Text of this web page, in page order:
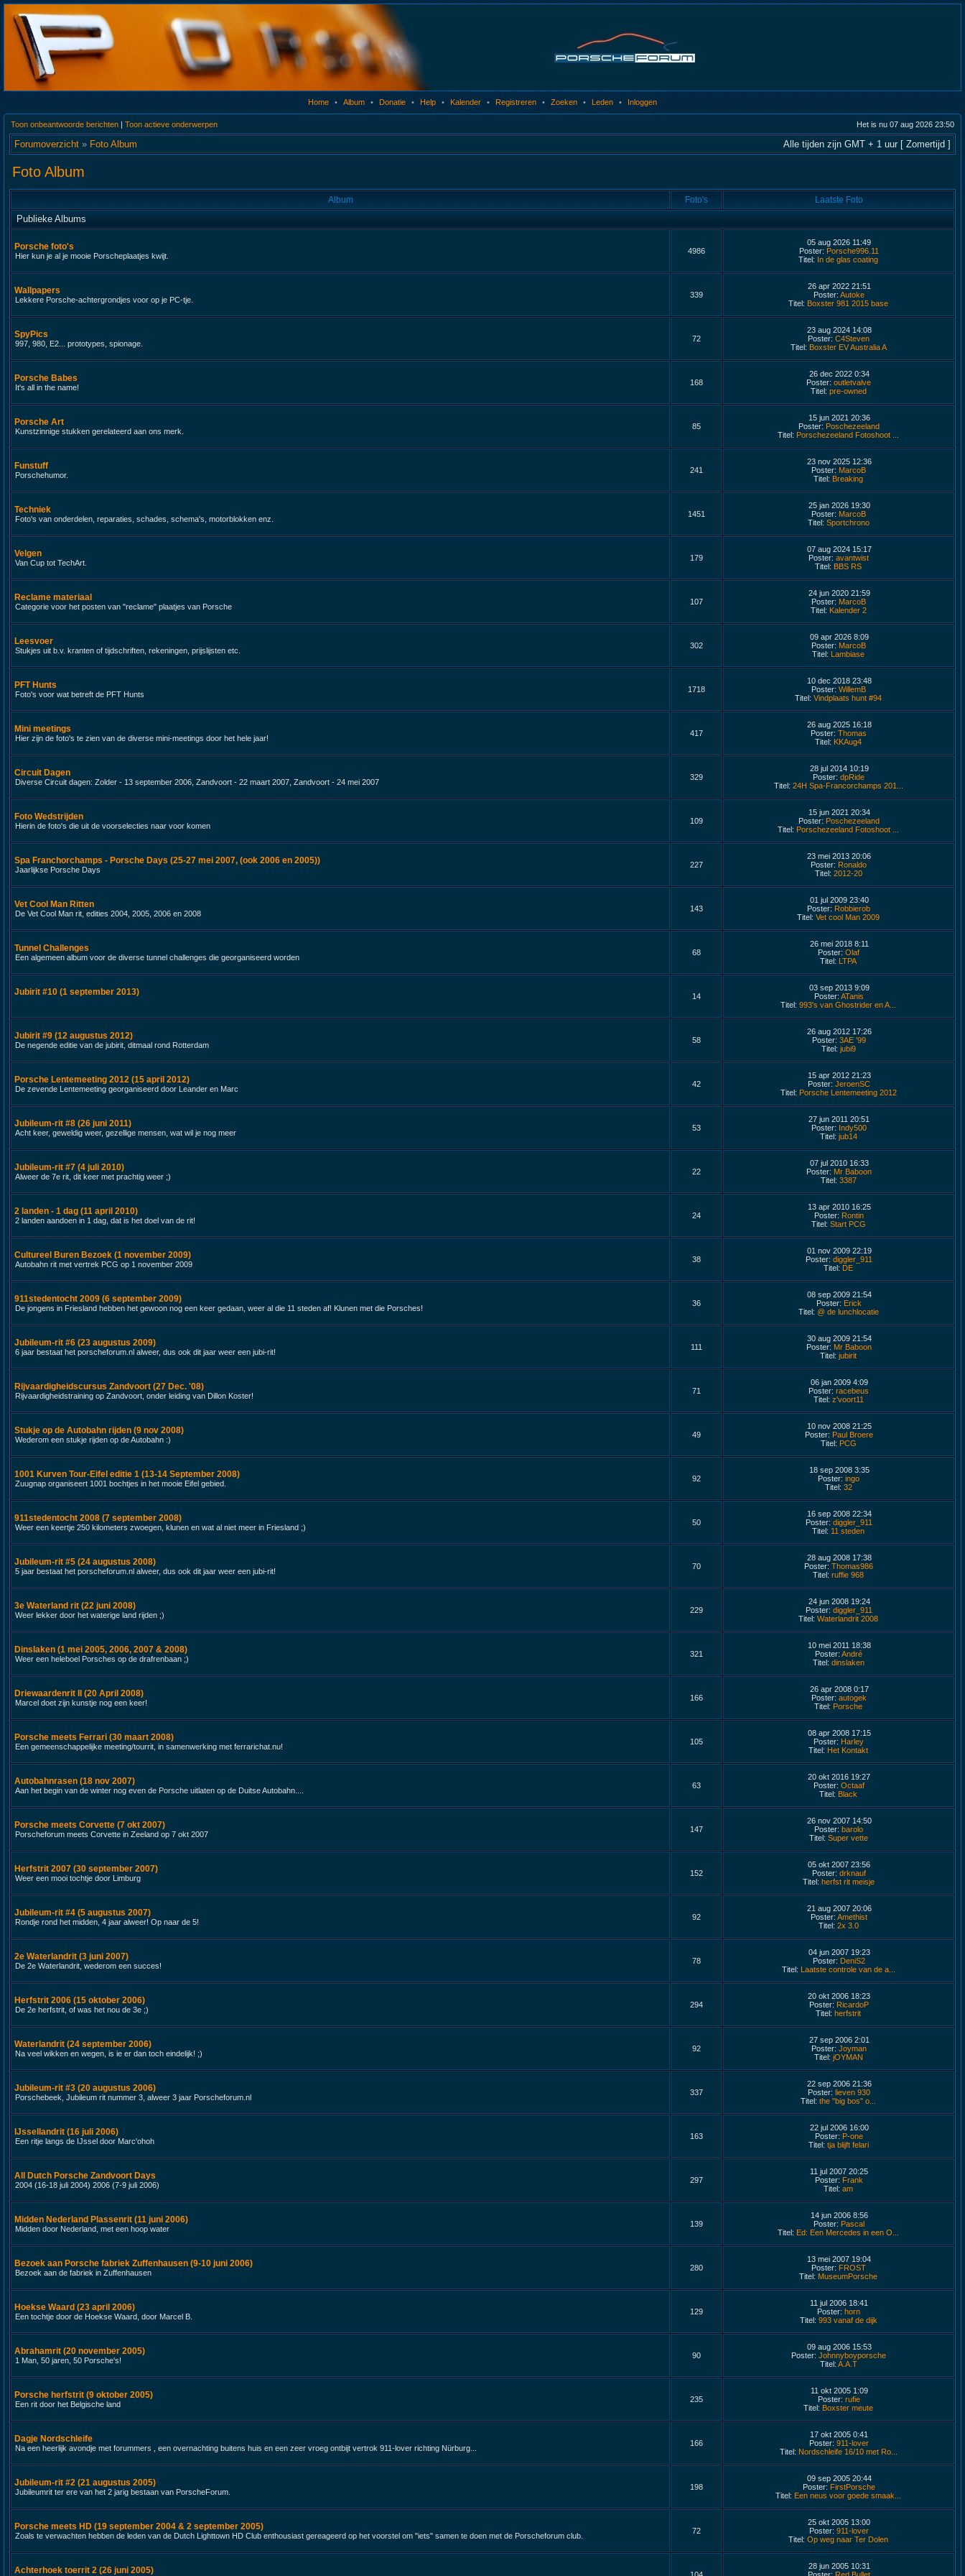
Home • Album • Donatie • Help • Kalender • Registreren • Zoeken • Leden • Inloggen
Toon onbeantwoorde berichten | Toon actieve onderwerpen Het is nu 07 aug 2026 23:50
Forumoverzicht » Foto Album Alle tijden zijn GMT + 1 uur [ Zomertijd ]
Foto Album
Album Foto's Laatste Foto
Publieke Albums
Porsche foto's
Hier kun je al je mooie Porscheplaatjes kwijt.
4986
05 aug 2026 11:49
Poster: Porsche996.11
Titel: In de glas coating
Wallpapers
Lekkere Porsche-achtergrondjes voor op je PC-tje.
339
26 apr 2022 21:51
Poster: Autoke
Titel: Boxster 981 2015 base
SpyPics
997, 980, E2... prototypes, spionage.
72
23 aug 2024 14:08
Poster: C4Steven
Titel: Boxster EV Australia A
Porsche Babes
It's all in the name!
168
26 dec 2022 0:34
Poster: outletvalve
Titel: pre-owned
Porsche Art
Kunstzinnige stukken gerelateerd aan ons merk.
85
15 jun 2021 20:36
Poster: Poschezeeland
Titel: Porschezeeland Fotoshoot ...
Funstuff
Porschehumor.
241
23 nov 2025 12:36
Poster: MarcoB
Titel: Breaking
Techniek
Foto's van onderdelen, reparaties, schades, schema's, motorblokken enz.
1451
25 jan 2026 19:30
Poster: MarcoB
Titel: Sportchrono
Velgen
Van Cup tot TechArt.
179
07 aug 2024 15:17
Poster: avantwist
Titel: BBS RS
Reclame materiaal
Categorie voor het posten van "reclame" plaatjes van Porsche
107
24 jun 2020 21:59
Poster: MarcoB
Titel: Kalender 2
Leesvoer
Stukjes uit b.v. kranten of tijdschriften, rekeningen, prijslijsten etc.
302
09 apr 2026 8:09
Poster: MarcoB
Titel: Lambiase
PFT Hunts
Foto's voor wat betreft de PFT Hunts
1718
10 dec 2018 23:48
Poster: WillemB
Titel: Vindplaats hunt #94
Mini meetings
Hier zijn de foto's te zien van de diverse mini-meetings door het hele jaar!
417
26 aug 2025 16:18
Poster: Thomas
Titel: KKAug4
Circuit Dagen
Diverse Circuit dagen: Zolder - 13 september 2006, Zandvoort - 22 maart 2007, Zandvoort - 24 mei 2007
329
28 jul 2014 10:19
Poster: dpRide
Titel: 24H Spa-Francorchamps 201...
Foto Wedstrijden
Hierin de foto's die uit de voorselecties naar voor komen
109
15 jun 2021 20:34
Poster: Poschezeeland
Titel: Porschezeeland Fotoshoot ...
Spa Franchorchamps - Porsche Days (25-27 mei 2007, (ook 2006 en 2005))
Jaarlijkse Porsche Days
227
23 mei 2013 20:06
Poster: Ronaldo
Titel: 2012-20
Vet Cool Man Ritten
De Vet Cool Man rit, edities 2004, 2005, 2006 en 2008
143
01 jul 2009 23:40
Poster: Robbierob
Titel: Vet cool Man 2009
Tunnel Challenges
Een algemeen album voor de diverse tunnel challenges die georganiseerd worden
68
26 mei 2018 8:11
Poster: Olaf
Titel: LTPA
Jubirit #10 (1 september 2013) 14
03 sep 2013 9:09
Poster: ATanis
Titel: 993's van Ghostrider en A...
Jubirit #9 (12 augustus 2012)
De negende editie van de jubirit, ditmaal rond Rotterdam
58
26 aug 2012 17:26
Poster: 3AE '99
Titel: jubi9
Porsche Lentemeeting 2012 (15 april 2012)
De zevende Lentemeeting georganiseerd door Leander en Marc
42
15 apr 2012 21:23
Poster: JeroenSC
Titel: Porsche Lentemeeting 2012
Jubileum-rit #8 (26 juni 2011)
Acht keer, geweldig weer, gezellige mensen, wat wil je nog meer
53
27 jun 2011 20:51
Poster: Indy500
Titel: jub14
Jubileum-rit #7 (4 juli 2010)
Alweer de 7e rit, dit keer met prachtig weer ;)
22
07 jul 2010 16:33
Poster: Mr Baboon
Titel: 3387
2 landen - 1 dag (11 april 2010)
2 landen aandoen in 1 dag, dat is het doel van de rit!
24
13 apr 2010 16:25
Poster: Rontin
Titel: Start PCG
Cultureel Buren Bezoek (1 november 2009)
Autobahn rit met vertrek PCG op 1 november 2009
38
01 nov 2009 22:19
Poster: diggler_911
Titel: DE
911stedentocht 2009 (6 september 2009)
De jongens in Friesland hebben het gewoon nog een keer gedaan, weer al die 11 steden af! Klunen met die Porsches!
36
08 sep 2009 21:54
Poster: Erick
Titel: @ de lunchlocatie
Jubileum-rit #6 (23 augustus 2009)
6 jaar bestaat het porscheforum.nl alweer, dus ook dit jaar weer een jubi-rit!
111
30 aug 2009 21:54
Poster: Mr Baboon
Titel: jubirit
Rijvaardigheidscursus Zandvoort (27 Dec. '08)
Rijvaardigheidstraining op Zandvoort, onder leiding van Dillon Koster!
71
06 jan 2009 4:09
Poster: racebeus
Titel: z'voort11
Stukje op de Autobahn rijden (9 nov 2008)
Wederom een stukje rijden op de Autobahn :)
49
10 nov 2008 21:25
Poster: Paul Broere
Titel: PCG
1001 Kurven Tour-Eifel editie 1 (13-14 September 2008)
Zuugnap organiseert 1001 bochtjes in het mooie Eifel gebied.
92
18 sep 2008 3:35
Poster: ingo
Titel: 32
911stedentocht 2008 (7 september 2008)
Weer een keertje 250 kilometers zwoegen, klunen en wat al niet meer in Friesland ;)
50
16 sep 2008 22:34
Poster: diggler_911
Titel: 11 steden
Jubileum-rit #5 (24 augustus 2008)
5 jaar bestaat het porscheforum.nl alweer, dus ook dit jaar weer een jubi-rit!
70
28 aug 2008 17:38
Poster: Thomas986
Titel: ruffie 968
3e Waterland rit (22 juni 2008)
Weer lekker door het waterige land rijden ;)
229
24 jun 2008 19:24
Poster: diggler_911
Titel: Waterlandrit 2008
Dinslaken (1 mei 2005, 2006, 2007 & 2008)
Weer een heleboel Porsches op de drafrenbaan ;)
321
10 mei 2011 18:38
Poster: André
Titel: dinslaken
Driewaardenrit II (20 April 2008)
Marcel doet zijn kunstje nog een keer!
166
26 apr 2008 0:17
Poster: autogek
Titel: Porsche
Porsche meets Ferrari (30 maart 2008)
Een gemeenschappelijke meeting/tourrit, in samenwerking met ferrarichat.nu!
105
08 apr 2008 17:15
Poster: Harley
Titel: Het Kontakt
Autobahnrasen (18 nov 2007)
Aan het begin van de winter nog even de Porsche uitlaten op de Duitse Autobahn....
63
20 okt 2016 19:27
Poster: Octaaf
Titel: Black
Porsche meets Corvette (7 okt 2007)
Porscheforum meets Corvette in Zeeland op 7 okt 2007
147
26 nov 2007 14:50
Poster: barolo
Titel: Super vette
Herfstrit 2007 (30 september 2007)
Weer een mooi tochtje door Limburg
152
05 okt 2007 23:56
Poster: drknauf
Titel: herfst rit meisje
Jubileum-rit #4 (5 augustus 2007)
Rondje rond het midden, 4 jaar alweer! Op naar de 5!
92
21 aug 2007 20:06
Poster: Amethist
Titel: 2x 3.0
2e Waterlandrit (3 juni 2007)
De 2e Waterlandrit, wederom een succes!
78
04 jun 2007 19:23
Poster: DeniS2
Titel: Laatste controle van de a...
Herfstrit 2006 (15 oktober 2006)
De 2e herfstrit, of was het nou de 3e ;)
294
20 okt 2006 18:23
Poster: RicardoP
Titel: herfstrit
Waterlandrit (24 september 2006)
Na veel wikken en wegen, is ie er dan toch eindelijk! ;)
92
27 sep 2006 2:01
Poster: Joyman
Titel: jOYMAN
Jubileum-rit #3 (20 augustus 2006)
Porschebeek, Jubileum rit nummer 3, alweer 3 jaar Porscheforum.nl
337
22 sep 2006 21:36
Poster: lieven 930
Titel: the "big bos" o...
IJssellandrit (16 juli 2006)
Een ritje langs de IJssel door Marc'ohoh
163
22 jul 2006 16:00
Poster: P-one
Titel: tja blijft felari
All Dutch Porsche Zandvoort Days
2004 (16-18 juli 2004) 2006 (7-9 juli 2006)
297
11 jul 2007 20:25
Poster: Frank
Titel: am
Midden Nederland Plassenrit (11 juni 2006)
Midden door Nederland, met een hoop water
139
14 jun 2006 8:56
Poster: Pascal
Titel: Ed: Een Mercedes in een O...
Bezoek aan Porsche fabriek Zuffenhausen (9-10 juni 2006)
Bezoek aan de fabriek in Zuffenhausen
280
13 mei 2007 19:04
Poster: FROST
Titel: MuseumPorsche
Hoekse Waard (23 april 2006)
Een tochtje door de Hoekse Waard, door Marcel B.
129
11 jul 2006 18:41
Poster: horn
Titel: 993 vanaf de dijk
Abrahamrit (20 november 2005)
1 Man, 50 jaren, 50 Porsche's!
90
09 aug 2006 15:53
Poster: Johnnyboyporsche
Titel: A.A.T
Porsche herfstrit (9 oktober 2005)
Een rit door het Belgische land
235
11 okt 2005 1:09
Poster: rufie
Titel: Boxster meute
Dagje Nordschleife
Na een heerlijk avondje met forummers , een overnachting buitens huis en een zeer vroeg ontbijt vertrok 911-lover richting Nürburg...
166
17 okt 2005 0:41
Poster: 911-lover
Titel: Nordschleife 16/10 met Ro...
Jubileum-rit #2 (21 augustus 2005)
Jubileumrit ter ere van het 2 jarig bestaan van PorscheForum.
198
09 sep 2005 20:44
Poster: FirstPorsche
Titel: Een neus voor goede smaak...
Porsche meets HD (19 september 2004 & 2 september 2005)
Zoals te verwachten hebben de leden van de Dutch Lighttown HD Club enthousiast gereageerd op het voorstel om "iets" samen te doen met de Porscheforum club.
72
25 okt 2005 13:00
Poster: 911-lover
Titel: Op weg naar Ter Dolen
Achterhoek toerrit 2 (26 juni 2005)
28 jun 2005 10:31